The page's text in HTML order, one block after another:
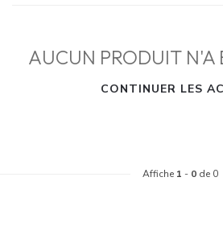
AUCUN PRODUIT N'A
CONTINUER LES
Affiche 1 - 0 de 0